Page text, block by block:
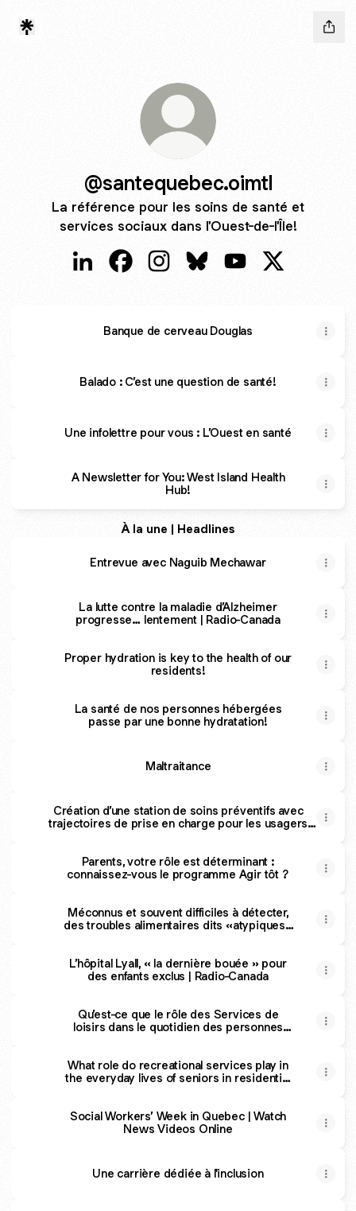
@santequebec.oimtl
La référence pour les soins de santé et
services sociaux dans l'Ouest-de-l'Île!
Banque de cerveau Douglas
Balado : C’est une question de santé!
Une infolettre pour vous : L’Ouest en santé
A Newsletter for You: West Island Health
Hub!
À la une | Headlines
Entrevue avec Naguib Mechawar
La lutte contre la maladie d’Alzheimer
progresse… lentement | Radio-Canada
Proper hydration is key to the health of our
residents!
La santé de nos personnes hébergées
passe par une bonne hydratation!
Maltraitance
Création d’une station de soins préventifs avec
trajectoires de prise en charge pour les usagers
Réseau SantéCréation d’une station de soins
préventifs avec t
Parents, votre rôle est déterminant :
connaissez-vous le programme Agir tôt ?
Méconnus et souvent difficiles à détecter,
des troubles alimentaires dits «atypiques»
L’hôpital Lyall, « la dernière bouée » pour
des enfants exclus | Radio-Canada
Qu’est-ce que le rôle des Services de
loisirs dans le quotidien des personnes
What role do recreational services play in
the everyday lives of seniors in residential
Social Workers’ Week in Quebec | Watch
News Videos Online
Une carrière dédiée à l'inclusion